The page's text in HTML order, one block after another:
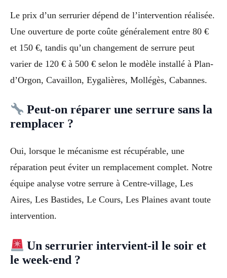
Le prix d’un serrurier dépend de l’intervention réalisée.
Une ouverture de porte coûte généralement entre 80 €
et 150 €, tandis qu’un changement de serrure peut
varier de 120 € à 500 € selon le modèle installé à Plan-
d’Orgon, Cavaillon, Eygalières, Mollégès, Cabannes.
Peut-on réparer une serrure sans la
remplacer ?
Oui, lorsque le mécanisme est récupérable, une
réparation peut éviter un remplacement complet. Notre
équipe analyse votre serrure à Centre-village, Les
Aires, Les Bastides, Le Cours, Les Plaines avant toute
intervention.
Un serrurier intervient-il le soir et
le week-end ?